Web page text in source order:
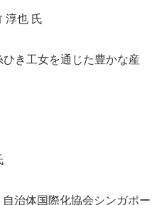
淳也 氏
き工女を通じた豊かな産
治体国際化協会シンガポー